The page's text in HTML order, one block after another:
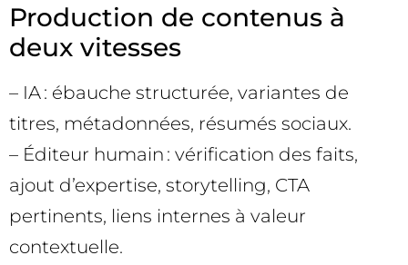
Production de contenus à
deux vitesses
– IA : ébauche structurée, variantes de
titres, métadonnées, résumés sociaux.
– Éditeur humain : vérification des faits,
ajout d’expertise, storytelling, CTA
pertinents, liens internes à valeur
contextuelle.